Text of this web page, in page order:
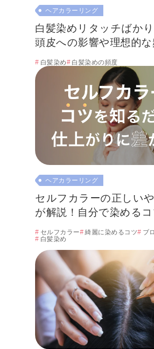
ヘアカラーリング
白髪染めリタッチばか
頭皮への影響や理想的
説！
白髪染め 白髪染めの頻度
ヘアカラーリング
セルフカラーの正しい
が解説！自分で染めるコ
セルフカラー 綺麗に染めるコツ
ブ
白髪染め